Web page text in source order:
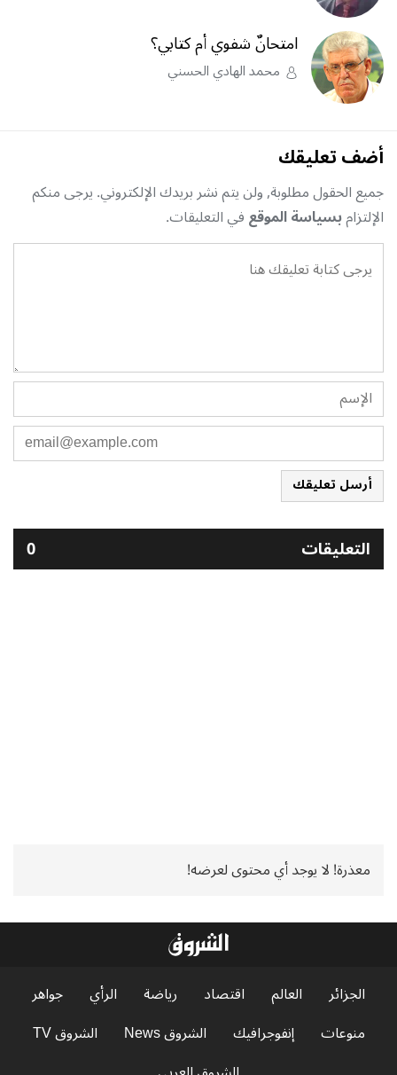
امتحانٌ شفوي أم كتابي؟
محمد الهادي الحسني
أضف تعليقك
جميع الحقول مطلوبة, ولن يتم نشر بريدك الإلكتروني. يرجى منكم
الإلتزامبسياسة الموقعفي التعليقات.
أرسل تعليقك
التعليقات 0
معذرة! لا يوجد أي محتوى لعرضه!
الجزائر العالم اقتصاد رياضة الرأي
جواهر
منوعات
إنفوجرافيك الشروق News
الشروق TV